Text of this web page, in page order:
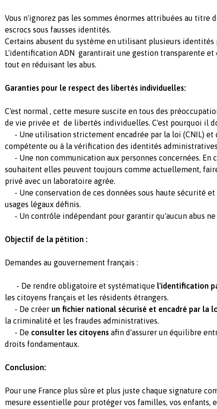
Vous n'ignorez pas les sommes énormes attribuées au titre
escrocs sous fausses identités.
Certains abusent du système en utilisant plusieurs
L'identification ADN garantirait une gestion transparente et
tout en réduisant les abus.
Garanties pour le respect des libertés individuelles:
C'est normal , cette mesure suscite en tous des
de vie privée et de libertés individuelles. C'est pourquoi il
- Une utilisation strictement encadrée par la loi (CNIL) et
compétente ou à la vérification des identités
- Une non communication aux personnes concernées. En
souhaitent elles peuvent toujours comme actuellement,
privé avec un laboratoire agrée.
- Une conservation de ces données sous haute sécurité
usages légaux définis.
- Un contrôle indépendant pour garantir qu'aucun abus
Objectif de la pétition :
Demandes au gouvernement français :
- De rendre obligatoire et systématique l'identification
les citoyens français et les résidents étrangers.
- De créer un fichier national sécurisé et encadré par la
la criminalité et les fraudes administratives.
- De consulter les citoyens afin d'assurer un équilibre
droits fondamentaux.
Conclusion:
Pour une France plus sûre et plus juste chaque signature
mesure essentielle pour protéger vos familles, vos enfants,